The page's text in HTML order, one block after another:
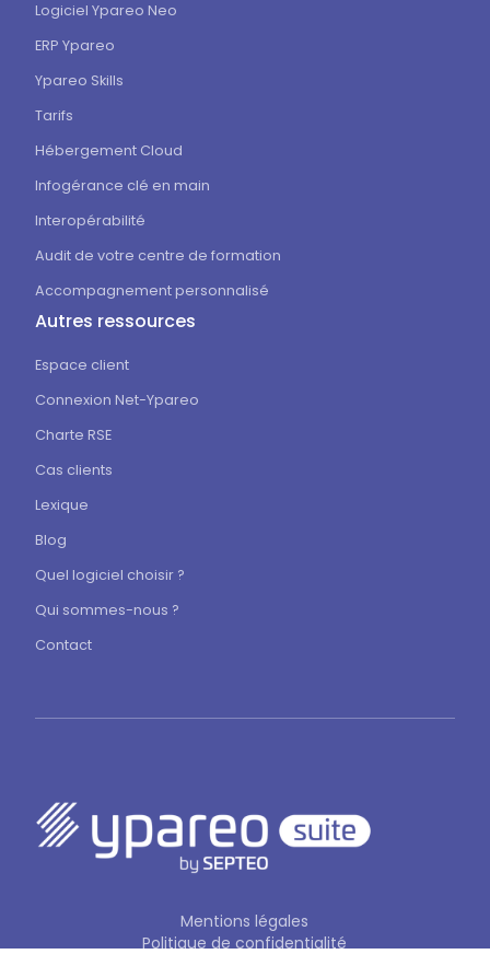
Logiciel Ypareo Neo
ERP Ypareo
Ypareo Skills
Tarifs
Hébergement Cloud
Infogérance clé en main
Interopérabilité
Audit de votre centre de formation
Accompagnement personnalisé
Autres ressources
Espace client
Connexion Net-Ypareo
Charte RSE
Cas clients
Lexique
Blog
Quel logiciel choisir ?
Qui sommes-nous ?
Contact
Mentions légales
Politique de confidentialité